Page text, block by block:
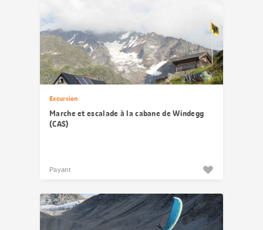
Excursion
Marche et escalade à la cabane de Windegg
(CAS)
Payant